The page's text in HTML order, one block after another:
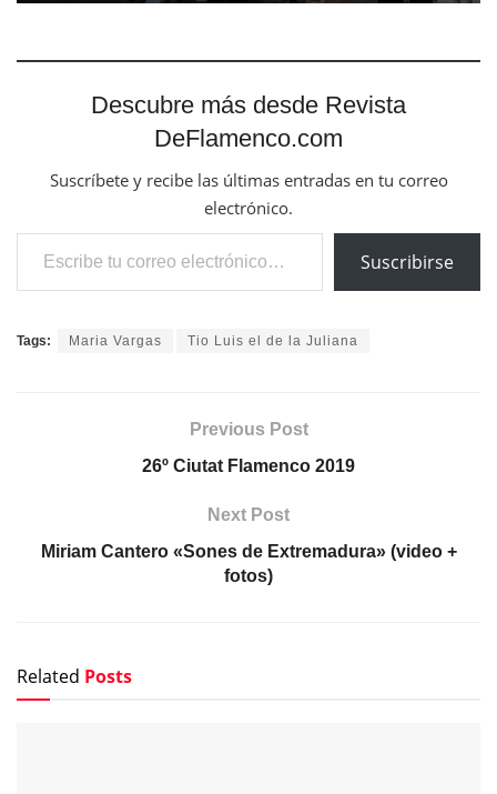
Descubre más desde Revista
DeFlamenco.com
Suscríbete y recibe las últimas entradas en tu correo
electrónico.
Escribe tu correo electrónico…
Suscribirse
Tags: Maria Vargas Tio Luis el de la Juliana
Previous Post
26º Ciutat Flamenco 2019
Next Post
Miriam Cantero «Sones de Extremadura» (video +
fotos)
Related Posts